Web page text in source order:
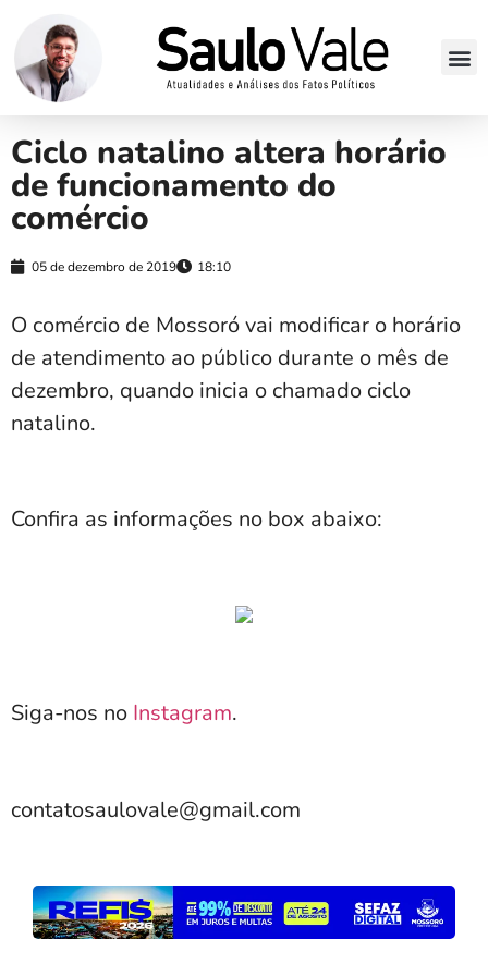
Ciclo natalino altera horário
de funcionamento do
comércio
05 de dezembro de 2019 18:10
O comércio de Mossoró vai modificar o horário
de atendimento ao público durante o mês de
dezembro, quando inicia o chamado ciclo
natalino.
Confira as informações no box abaixo:
Siga-nos no Instagram.
contatosaulovale@gmail.com